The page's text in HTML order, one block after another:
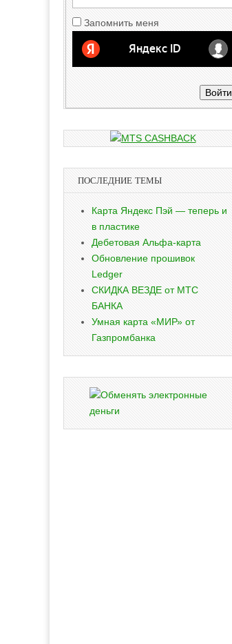
Запомнить меня
Войти
ПОСЛЕДНИЕ ТЕМЫ
Карта Яндекс Пэй — теперь и
в пластике
Дебетовая Альфа-карта
Обновление прошивок
Ledger
СКИДКА ВЕЗДЕ от МТС
БАНКА
Умная карта «МИР» от
Газпромбанка